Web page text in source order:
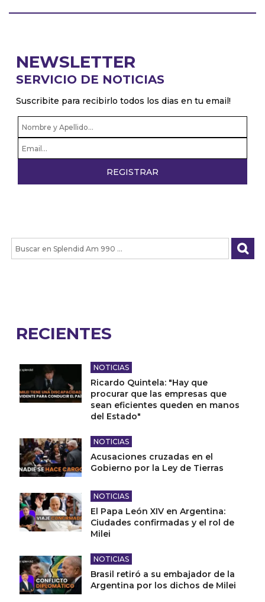
NEWSLETTER
SERVICIO DE NOTICIAS
Suscribite para recibirlo todos los dias en tu email!
RECIENTES
NOTICIAS
Ricardo Quintela: "Hay que
procurar que las empresas que
sean eficientes queden en manos
del Estado"
NOTICIAS
Acusaciones cruzadas en el
Gobierno por la Ley de Tierras
NOTICIAS
El Papa León XIV en Argentina:
Ciudades confirmadas y el rol de
Milei
NOTICIAS
Brasil retiró a su embajador de la
Argentina por los dichos de Milei